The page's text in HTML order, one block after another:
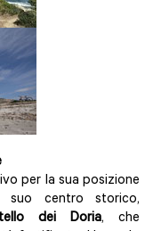
per la sua posizione
centro storico,
dei Doria, che